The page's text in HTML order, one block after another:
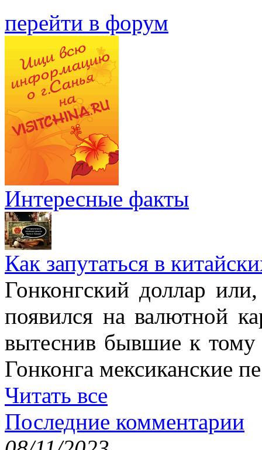
перейти в форум
Интересные факты
Как запутаться в
Гонконгский доллар
появился на валютной
вытеснив бывшие к тому
Гонконга мексиканские
Читать все
Последние комментарии